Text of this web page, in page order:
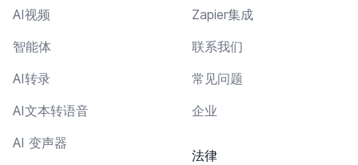
AI视频
智能体
AI转录
AI文本转语音
AI 变声器
Zapier集成
联系我们
常见问题
企业
法律